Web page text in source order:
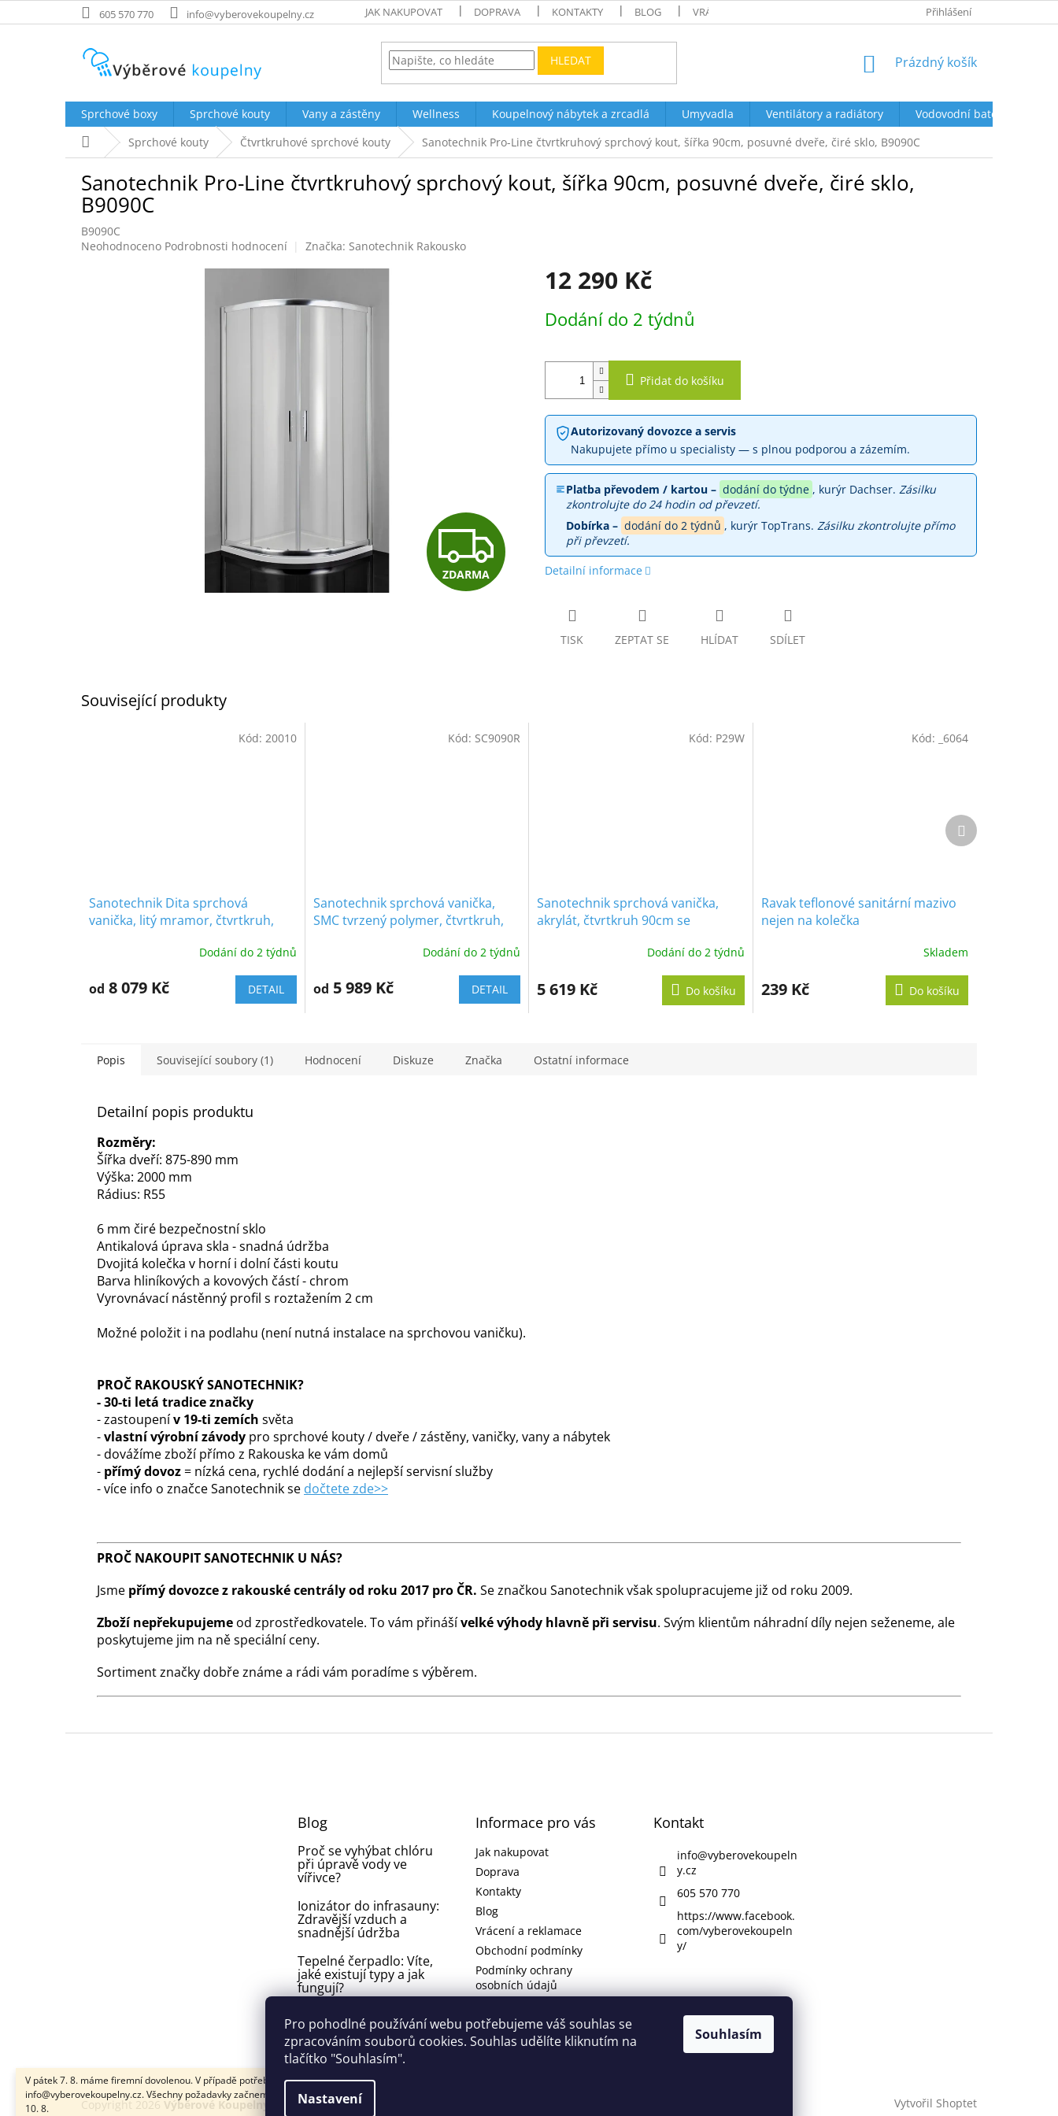
Pro pohodlné používání webu potřebujeme váš souhlas se
zpracováním souborů cookies. Souhlas udělíte kliknutím na
tlačítko "Souhlasím".
Nastavení
Souhlasím
na
V pátek 7. 8. máme firemní dovolenou. V případě potřeby nám napište na
info@vyberovekoupelny.cz. Všechny požadavky začneme vyřizovat v pondělí
10. 8.
605 570 770 info@vyberovekoupelny.cz JAK NAKUPOVAT DOPRAVA KONTAKTY BLOG VRÁCENÍ A REKLAMACE OBCHODNÍ PODMÍNKYPřihlášení
HLEDAT
NÁKUPNÍ
Prázdný košík
Sprchové boxy Sprchové kouty Vany a zástěny Wellness Koupelnový nábytek a zrcadlá Umyvadla Ventilátory a radiátory
Vodovodní baterie a
Domů Sprchové kouty Čtvrtkruhové sprchové kouty Sanotechnik Pro-Line čtvrtkruhový sprchový kout, šířka 90cm, posuvné dveře, čiré sklo, B9090C
Sanotechnik Pro-Line čtvrtkruhový sprchový kout, šířka 90cm, posuvné dveře, čiré sklo,
B9090C
B9090C
Průměrné
Neohodnoceno Podrobnosti hodnocení Značka: Sanotechnik Rakousko
Z
D
R
ZDARMA
12 290 Kč
cena:
Dodání do 2 týdnů
Přidat do košíku
Autorizovaný dovozce a servis
Nakupujete přímo u specialisty — s plnou podporou a zázemím.
Platba převodem / kartou – dodání do týdne , kurýr Dachser.Zásilku
zkontrolujte do 24 hodin od převzetí.
Dobírka – dodání do 2 týdnů , kurýr TopTrans.Zásilku zkontrolujte přímo
při převzetí.
Detailní informace
TISK ZEPTAT SE HLÍDAT SDÍLET
Související produkty
Sanotechnik Dita sprchová
vanička, litý mramor, čtvrtkruh,
Dodání do 2 týdnů
od 8 079 Kč DETAIL
Kód: 20010
Sanotechnik sprchová vanička,
SMC tvrzený polymer, čtvrtkruh,
Dodání do 2 týdnů
od 5 989 Kč DETAIL
Kód: SC9090R
Sanotechnik sprchová vanička,
akrylát, čtvrtkruh 90cm se
Dodání do 2 týdnů
5 619 Kč Do košíku
Kód: P29W
Ravak teflonové sanitární mazivo
nejen na kolečka
produktu
je
Skladem
239 Kč Do košíku
Kód: _6064
Další
produkt
Popis Související soubory (1) Hodnocení Diskuze Značka Ostatní informace
Detailní popis produktu
Rozměry:
Šířka dveří: 875-890 mm
Výška: 2000 mm
Rádius: R55
6 mm čiré bezpečnostní sklo
Antikalová úprava skla - snadná údržba
Dvojitá kolečka v horní i dolní části koutu
Barva hliníkových a kovových částí - chrom
Vyrovnávací nástěnný profil s roztažením 2 cm
Možné položit i na podlahu (není nutná instalace na sprchovou vaničku).
PROČ RAKOUSKÝ SANOTECHNIK?
-30-ti letá tradice značky
- zastoupenív 19-ti zemích světa
-vlastní výrobní závody pro sprchové kouty / dveře / zástěny, vaničky, vany a nábytek
- dovážíme zboží přímo z Rakouska ke vám domů
- přímý dovoz= nízká cena, rychlé dodání a nejlepší servisní služby
- více info o značce Sanotechnik se dočtete zde>>
PROČ NAKOUPIT SANOTECHNIK U NÁS?
Jsme přímý dovozce z rakouské centrály od roku 2017 pro ČR. Se značkou Sanotechnik však spolupracujeme již od roku 2009.
Zboží nepřekupujeme od zprostředkovatele. To vám přinášívelké výhody hlavně při servisu. Svým klientům náhradní díly nejen seženeme, ale
poskytujeme jim na ně speciální ceny.
Sortiment značky dobře známe a rádi vám poradíme s výběrem.
Blog
Proč se vyhýbat chlóru
při úpravě vody ve
vířivce?
Ionizátor do infrasauny:
Zdravější vzduch a
snadnější údržba
Tepelné čerpadlo: Víte,
jaké existují typy a jak
fungují?
Plíseň v koupelně nebo
ve vířivce: jak se jí
vyhnout a odstranit ji?
Informace pro vás
Jak nakupovat
Doprava
Kontakty
Blog
Vrácení a reklamace
Obchodní podmínky
Podmínky ochrany
osobních údajů
Kontakt
info@vyberovekoupeln
y.cz
605 570 770
https://www.facebook.
com/vyberovekoupeln
y/
Vytvořil Shoptet
Copyright 2026 Výběrové Koupelny . Všechna práva vyhrazena.